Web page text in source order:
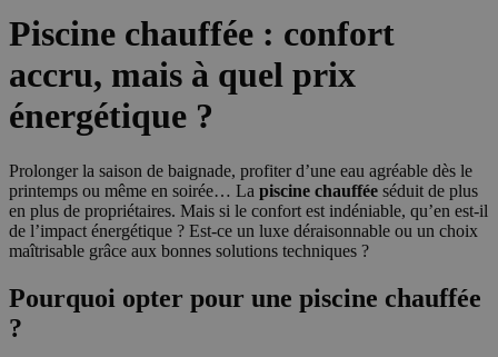
Piscine chauffée : confort
accru, mais à quel prix
énergétique ?
Prolonger la saison de baignade, profiter d’une eau agréable dès le
printemps ou même en soirée… La piscine chauffée séduit de plus
en plus de propriétaires. Mais si le confort est indéniable, qu’en est-il
de l’impact énergétique ? Est-ce un luxe déraisonnable ou un choix
maîtrisable grâce aux bonnes solutions techniques ?
Pourquoi opter pour une piscine chauffée
?